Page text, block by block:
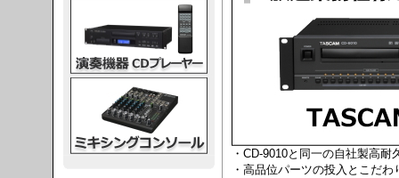
・CD-9010と同一の自社製高耐
・高品位パーツの投入とこだ